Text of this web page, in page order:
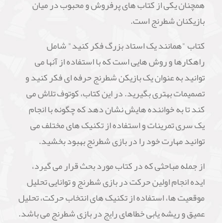
همچنان یکی از کتاب های پرفروش و محبوب در میان
بازیکنان شطرنج است.
کتاب "همانند یک استاد بزرگ فکر کنید" شامل
راهکارها و روش هایی است که با استفاده از آنها می
توانید به عنوان یک بازیکن شطرنج حرفه ای فکر کنید و
تصمیمات بهتری بگیرید. در این کتاب، کوتوف تلاش می
کند تا به خواننده هایش نشان دهد که چگونه با انجام
یک سری تمرینات و استفاده از تکنیک های مختلف می
توانید مهارت خود را در بازی شطرنج بهبود بخشید.
از جمله مباحثی که در کتاب مورد بحث قرار می گیرد،
ایده انجام اولین حرکت در بازی شطرنج و توانایی تحلیل
موقعیت ها، استفاده از تکنیک های انتخاب حرکت، تحلیل
عمیق و ریشه یابی خطاهای رایج در بازی شطرنج می باشد.